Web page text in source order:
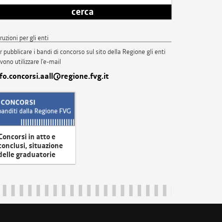
cerca
per gli enti
pubblicare i bandi di concorso sul sito della Regione gli enti
utilizzare l'e-mail
in atto e
situazione
graduatorie